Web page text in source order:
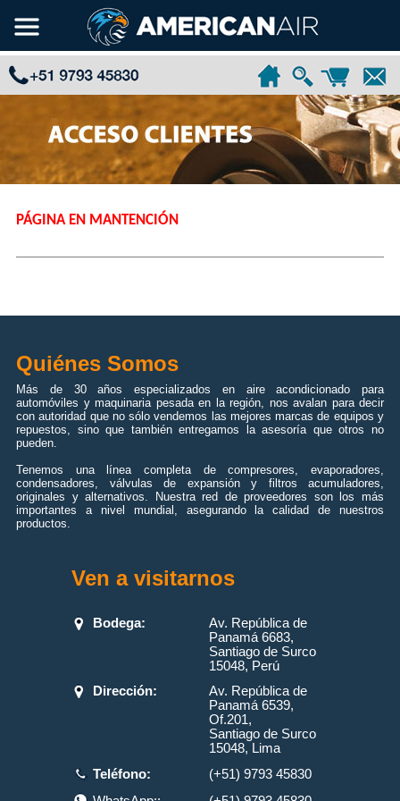
PÁGINA EN MANTENCIÓN
Quiénes Somos
Más de 30 años especializados en aire acondicionado para
automóviles y maquinaria pesada en la región, nos avalan para decir
con autoridad que no sólo vendemos las mejores marcas de equipos y
repuestos, sino que también entregamos la asesoría que otros no
pueden.
Tenemos una línea completa de compresores, evaporadores,
condensadores, válvulas de expansión y filtros acumuladores,
originales y alternativos. Nuestra red de proveedores son los más
importantes a nivel mundial, asegurando la calidad de nuestros
productos.
Ven a visitarnos
Bodega:
Av. República de
Panamá 6683,
Santiago de Surco
15048, Perú
Dirección:
Av. República de
Panamá 6539,
Of.201,
Santiago de Surco
15048, Lima
Teléfono:
(+51) 9793 45830